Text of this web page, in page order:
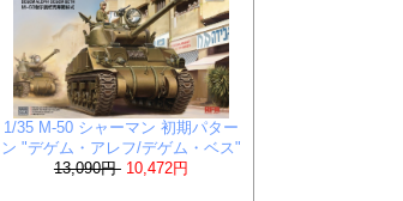
1/35 M-50 シャーマン 初期パター
ン "デゲム・アレフ/デゲム・ベス"
13,090円 10,472円